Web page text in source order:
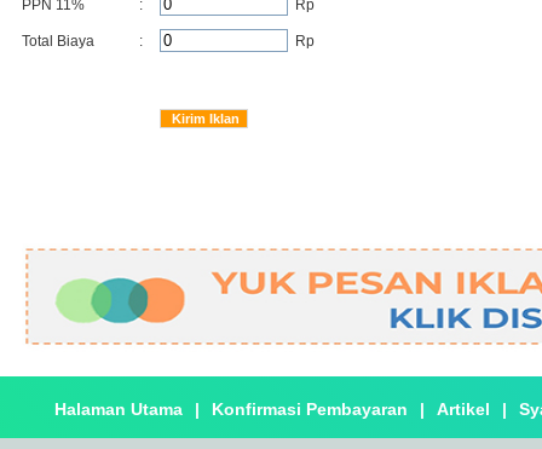
PPN 11% : Rp
Total Biaya : Rp
Halaman Utama | Konfirmasi Pembayaran | Artikel |